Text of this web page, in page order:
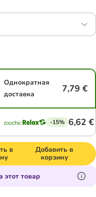
Однократная
доставка
7,79 €
-15% 6,62 €
в
Добавить в
корзину
этот товар